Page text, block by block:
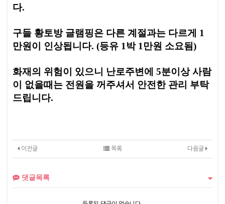
다.
구들 황토방 글램핑은 다른 계절과는 다르게 1
만원이 인상됩니다. (등유 1박 1만원 소요됨)
화재의 위험이 있으니 난로주변에 5분이상 사람
이 없을때는 전원을 꺼주셔서 안전한 관리 부탁
드립니다.
이전글 다음글
목록
댓글목록